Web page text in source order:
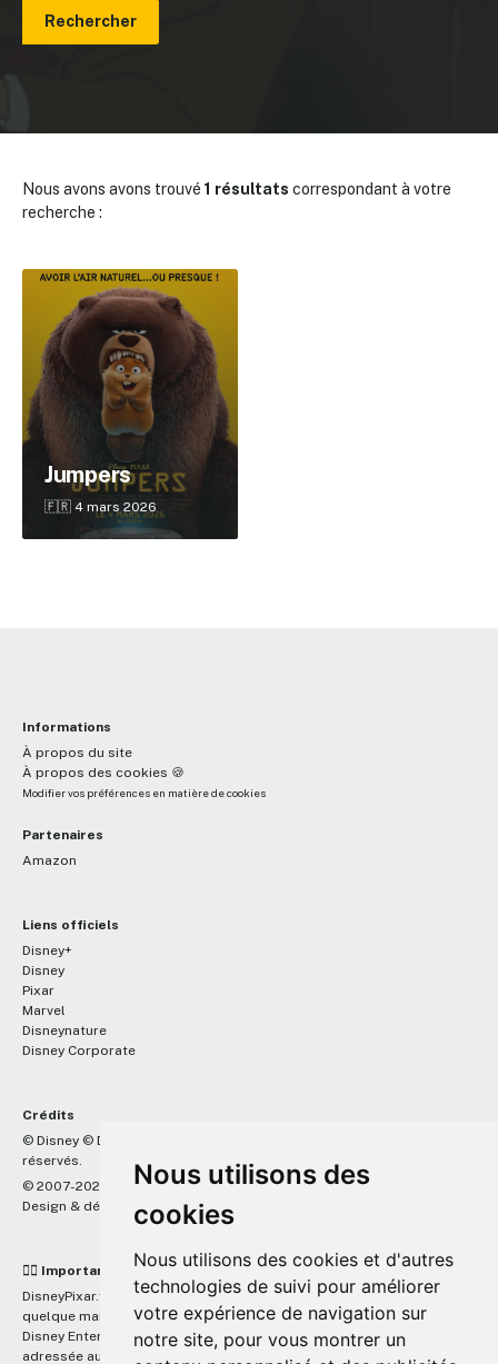
Nous utilisons des
cookies
Nous utilisons des cookies et d'autres
technologies de suivi pour améliorer
votre expérience de navigation sur
notre site, pour vous montrer un
Rechercher
Nous avons avons trouvé 1 résultats correspondant à votre
recherche :
Jumpers
🇫🇷 4 mars 2026
Informations
À propos du site
À propos des cookies 🍪
Modifier vos préférences en matière de cookies
Partenaires
Amazon
Liens officiels
Disney+
Disney
Pixar
Marvel
Disneynature
Disney Corporate
Crédits
© Disney © Disney/Pixar © &
réservés.
© 2007-2026 DisneyPixar.fr
Design & développement :
MonsieurPaul
☝🏼 Important
DisneyPixar.fr est un site indépendant et n'est en aucun cas lié de
quelque manière que ce soit avec The Walt Disney Company, Pixar,
Disney Enterprises, Inc ou leurs dérivés ou associés. Toute demande
adressée aux studios Disney ou Pixar sera ignorée. Merci de votre
✕